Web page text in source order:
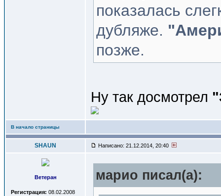
показалась
дубляже.
позже.
Ну так досмотрел
В начало страницы
SHAUN Написано: 21.12.2014, 20:40
Ветеран
Регистрация: 08.02.2008
марио писал(a):